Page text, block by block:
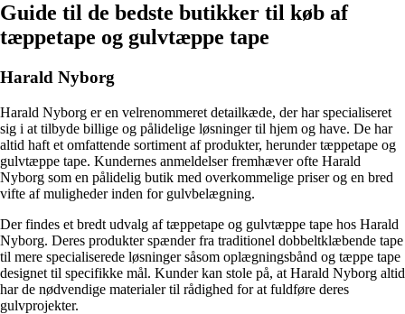
Guide til de bedste butikker til køb af
tæppetape og gulvtæppe tape
Harald Nyborg
Harald Nyborg er en velrenommeret detailkæde, der har specialiseret
sig i at tilbyde billige og pålidelige løsninger til hjem og have. De har
altid haft et omfattende sortiment af produkter, herunder tæppetape og
gulvtæppe tape. Kundernes anmeldelser fremhæver ofte Harald
Nyborg som en pålidelig butik med overkommelige priser og en bred
vifte af muligheder inden for gulvbelægning.
Der findes et bredt udvalg af tæppetape og gulvtæppe tape hos Harald
Nyborg. Deres produkter spænder fra traditionel dobbeltklæbende tape
til mere specialiserede løsninger såsom oplægningsbånd og tæppe tape
designet til specifikke mål. Kunder kan stole på, at Harald Nyborg altid
har de nødvendige materialer til rådighed for at fuldføre deres
gulvprojekter.